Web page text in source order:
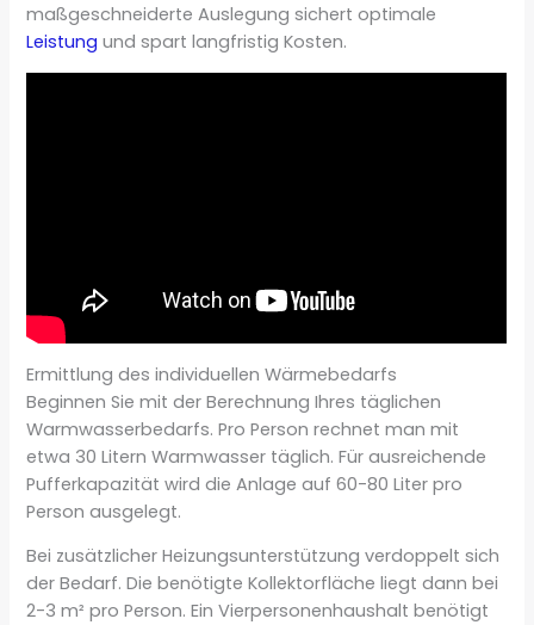
maßgeschneiderte Auslegung sichert optimale
Leistung und spart langfristig Kosten.
Ermittlung des individuellen Wärmebedarfs
Beginnen Sie mit der Berechnung Ihres täglichen
Warmwasserbedarfs. Pro Person rechnet man mit
etwa 30 Litern Warmwasser täglich. Für ausreichende
Pufferkapazität wird die Anlage auf 60-80 Liter pro
Person ausgelegt.
Bei zusätzlicher Heizungsunterstützung verdoppelt sich
der Bedarf. Die benötigte Kollektorfläche liegt dann bei
2-3 m² pro Person. Ein Vierpersonenhaushalt benötigt